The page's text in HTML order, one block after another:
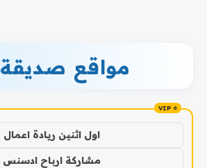
مواقع صديقة
اول اثنين ريادة اعمال
مشاركة ارباح ادسنس